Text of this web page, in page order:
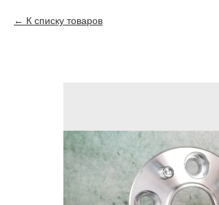
К списку товаров